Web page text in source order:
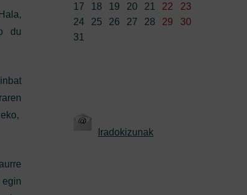
du
17
18 19 20 21 22
23
24
25 26 27 28 29
30
31
Iradokizunak